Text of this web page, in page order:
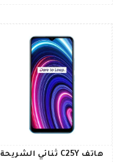
هاتف C25Y ثنائي الشريحة